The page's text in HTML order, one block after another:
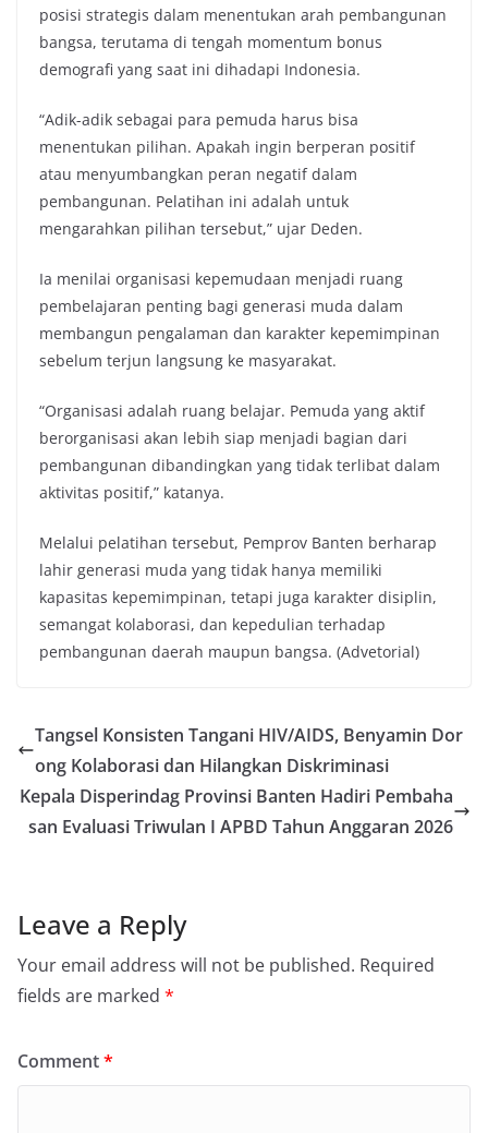
posisi strategis dalam menentukan arah pembangunan
bangsa, terutama di tengah momentum bonus
demografi yang saat ini dihadapi Indonesia.
“Adik-adik sebagai para pemuda harus bisa
menentukan pilihan. Apakah ingin berperan positif
atau menyumbangkan peran negatif dalam
pembangunan. Pelatihan ini adalah untuk
mengarahkan pilihan tersebut,” ujar Deden.
Ia menilai organisasi kepemudaan menjadi ruang
pembelajaran penting bagi generasi muda dalam
membangun pengalaman dan karakter kepemimpinan
sebelum terjun langsung ke masyarakat.
“Organisasi adalah ruang belajar. Pemuda yang aktif
berorganisasi akan lebih siap menjadi bagian dari
pembangunan dibandingkan yang tidak terlibat dalam
aktivitas positif,” katanya.
Melalui pelatihan tersebut, Pemprov Banten berharap
lahir generasi muda yang tidak hanya memiliki
kapasitas kepemimpinan, tetapi juga karakter disiplin,
semangat kolaborasi, dan kepedulian terhadap
pembangunan daerah maupun bangsa. (Advetorial)
Tangsel Konsisten Tangani HIV/AIDS, Benyamin Dor
ong Kolaborasi dan Hilangkan Diskriminasi
Kepala Disperindag Provinsi Banten Hadiri Pembaha
san Evaluasi Triwulan I APBD Tahun Anggaran 2026
Leave a Reply
Your email address will not be published. Required
fields are marked *
Comment*